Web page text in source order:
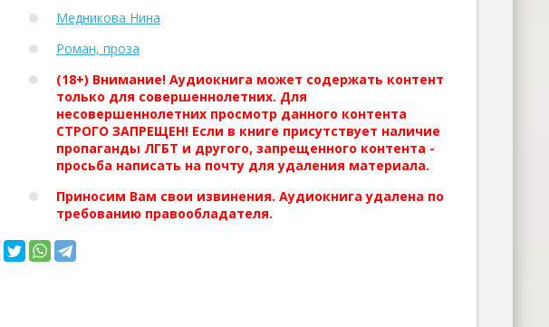
Медникова Нина
Роман, проза
(18+) Внимание! Аудиокнига может содержать контент
только для совершеннолетних. Для
несовершеннолетних просмотр данного контента
СТРОГО ЗАПРЕЩЕН! Если в книге присутствует наличие
пропаганды ЛГБТ и другого, запрещенного контента -
просьба написать на почту для удаления материала.
Приносим Вам свои извинения. Аудиокнига удалена по
требованию правообладателя.